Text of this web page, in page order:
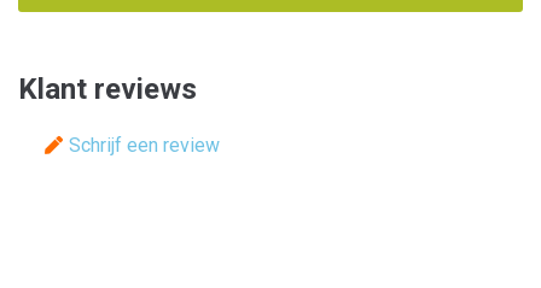
Klant reviews
Schrijf een review